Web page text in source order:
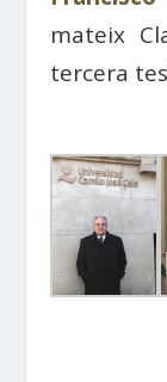
mateix
tercera